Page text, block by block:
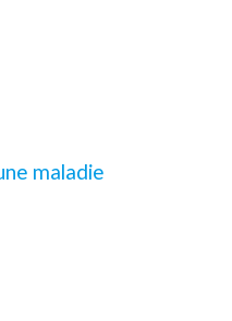
maladie